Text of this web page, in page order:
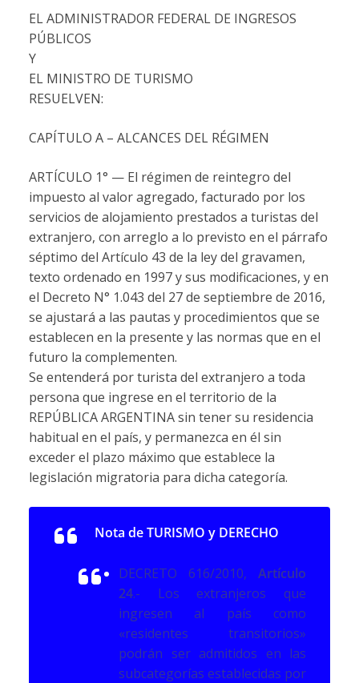
EL ADMINISTRADOR FEDERAL DE INGRESOS
PÚBLICOS
Y
EL MINISTRO DE TURISMO
RESUELVEN:
CAPÍTULO A – ALCANCES DEL RÉGIMEN
ARTÍCULO 1° — El régimen de reintegro del
impuesto al valor agregado, facturado por los
servicios de alojamiento prestados a turistas del
extranjero, con arreglo a lo previsto en el párrafo
séptimo del Artículo 43 de la ley del gravamen,
texto ordenado en 1997 y sus modificaciones, y en
el Decreto N° 1.043 del 27 de septiembre de 2016,
se ajustará a las pautas y procedimientos que se
establecen en la presente y las normas que en el
futuro la complementen.
Se entenderá por turista del extranjero a toda
persona que ingrese en el territorio de la
REPÚBLICA ARGENTINA sin tener su residencia
habitual en el país, y permanezca en él sin
exceder el plazo máximo que establece la
legislación migratoria para dicha categoría.
Nota de TURISMO y DERECHO
DECRETO 616/2010, Artículo
24.- Los extranjeros que
ingresen al país como
«residentes transitorios»
podrán ser admitidos en las
subcategorías establecidas por